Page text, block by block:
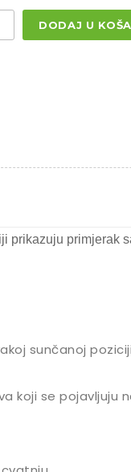
DODAJ U
prikazuju primjerak
sunčanoj
koji se pojavljuju